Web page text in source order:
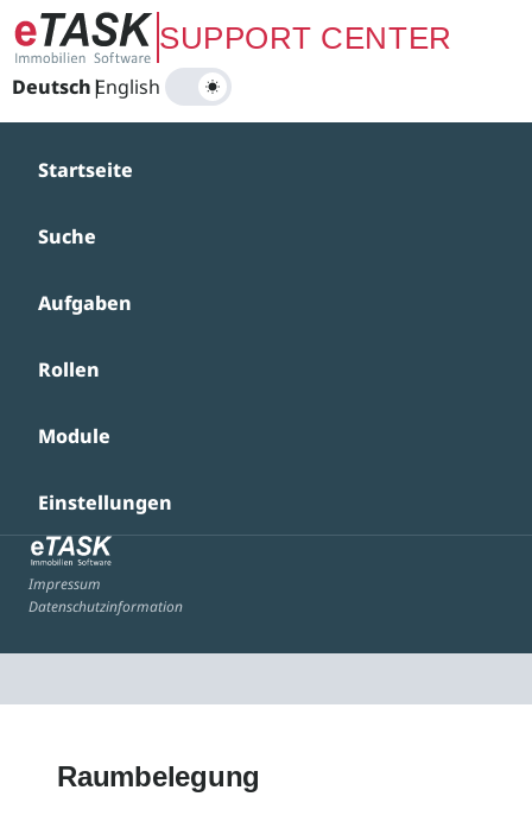
Zum Hauptinhalt springenSUPPORT CENTER
Deutsch|
English
Startseite
Suche
Aufgaben
Rollen
Module
Einstellungen
Impressum
Datenschutzinformation
Raumbelegung